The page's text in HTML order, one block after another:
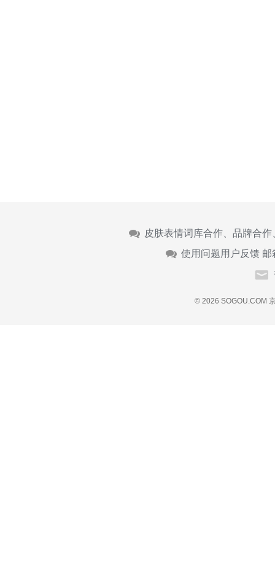
皮肤表情词库合作、品牌合
使用问题用户反馈 邮
© 2026 SOGOU.COM